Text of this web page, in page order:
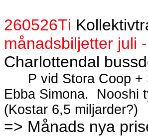
260526Ti
månadsbiljetter juli
Charlottendal
P vid Stora Coop
Ebba Simona.
Nooshi
(Kostar 6,5 miljarder?)
=> Månads nya